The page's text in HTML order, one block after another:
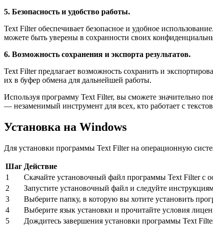
5. Безопасность и удобство работы.
Text Filter обеспечивает безопасное и удобное
можете быть уверены в сохранности своих
6. Возможность сохранения и экспорта результатов.
Text Filter предлагает возможность сохранить и
их в буфер обмена для дальнейшей работы.
Используя программу Text Filter, вы сможете значительно
— незаменимый инструмент для всех, кто работает с
Установка на Windows
Для установки программы Text Filter на операционную
Шаг Действие
1
Скачайте установочный файл программы Text Filter с
2
Запустите установочный файл и следуйте
3
Выберите папку, в которую вы хотите установить
4
Выберите язык установки и прочитайте условия
5
Дождитесь завершения установки программы Text